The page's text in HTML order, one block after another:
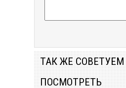
ТАК ЖЕ СОВЕТУЕМ
ПОСМОТРЕТЬ